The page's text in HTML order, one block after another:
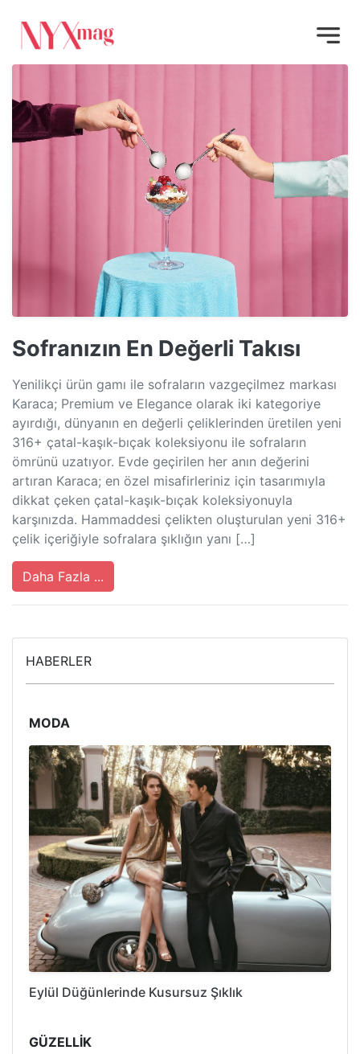
Sofranızın En Değerli Takısı
Yenilikçi ürün gamı ile sofraların vazgeçilmez markası
Karaca; Premium ve Elegance olarak iki kategoriye
ayırdığı, dünyanın en değerli çeliklerinden üretilen yeni
316+ çatal-kaşık-bıçak koleksiyonu ile sofraların
ömrünü uzatıyor. Evde geçirilen her anın değerini
artıran Karaca; en özel misafirleriniz için tasarımıyla
dikkat çeken çatal-kaşık-bıçak koleksiyonuyla
karşınızda. Hammaddesi çelikten oluşturulan yeni 316+
çelik içeriğiyle sofralara şıklığın yanı […]
Daha Fazla ...
HABERLER
MODA
Eylül Düğünlerinde Kusursuz Şıklık
GÜZELLİK